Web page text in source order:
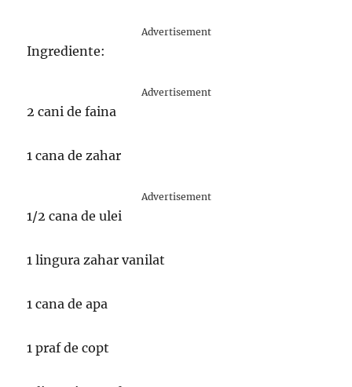
Advertisement
Ingrediente:
Advertisement
2 cani de faina
1 cana de zahar
Advertisement
1/2 cana de ulei
1 lingura zahar vanilat
1 cana de apa
1 praf de copt